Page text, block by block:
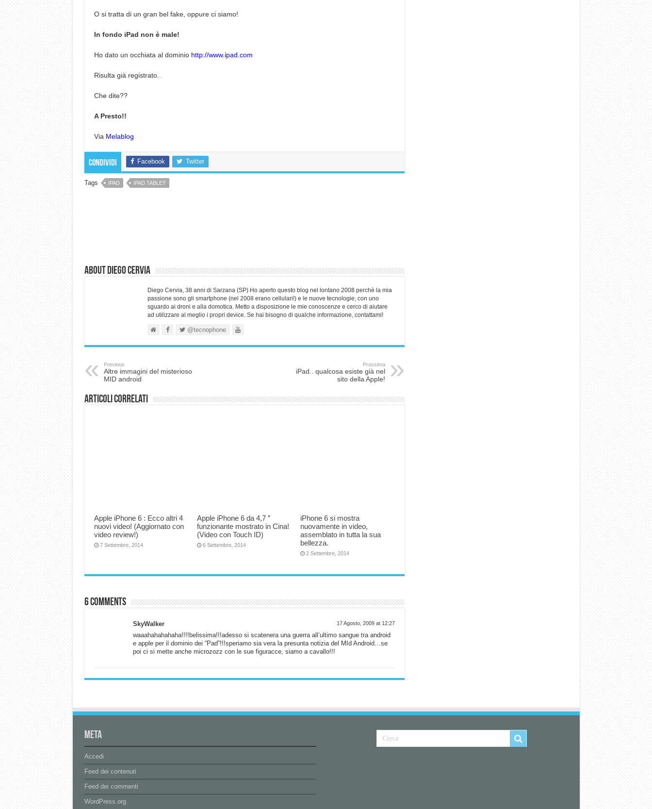
O si tratta di un gran bel fake, oppure ci siamo!
In fondo iPad non è male!
Ho dato un occhiata al dominio http://www.ipad.com
Risulta già registrato..
Che dite??
A Presto!!
Via Melablog
Condividi Facebook Twitter
Tags IPAD IPAD TABLET
About Diego Cervia
Diego Cervia, 38 anni di Sarzana (SP) Ho aperto questo blog nel lontano 2008 perchè la mia
passione sono gli smartphone (nel 2008 erano cellulari!) e le nuove tecnologie, con uno
sguardo ai droni e alla domotica. Metto a disposizione le mie conoscenze e cerco di aiutare
ad utilizzare al meglio i propri device. Se hai bisogno di qualche informazione, contattami!
@tecnophone
Previous
Altre immagini del misterioso
MID android
Prossima
iPad.. qualcosa esiste già nel
sito della Apple!
Articoli correlati
Apple iPhone 6 : Ecco altri 4
nuovi video! (Aggiornato con
video review!)
7 Settembre, 2014
Apple iPhone 6 da 4,7 ”
funzionante mostrato in Cina!
(Video con Touch ID)
6 Settembre, 2014
iPhone 6 si mostra
nuovamente in video,
assemblato in tutta la sua
bellezza.
2 Settembre, 2014
6 comments
SkyWalker 17 Agosto, 2009 at 12:27
waaahahahahaha!!!!belissima!!!adesso si scatenera una guerra all’ultimo sangue tra android
e apple per il dominio dei “Pad”!!!speriamo sia vera la presunta notizia del MId Android…se
poi ci si mette anche microzozz con le sue figuracce, siamo a cavallo!!!
Meta
Accedi
Feed dei contenuti
Feed dei commenti
WordPress.org